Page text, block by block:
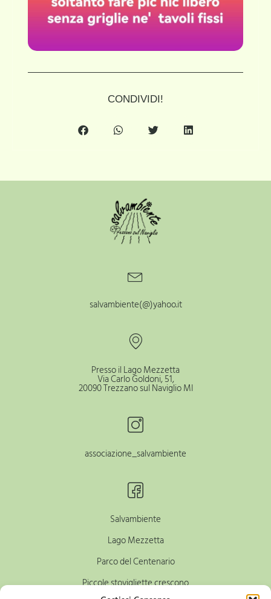
CONDIVIDI!
salvambiente(@)yahoo.it
Presso il Lago Mezzetta
Via Carlo Goldoni, 51,
20090 Trezzano sul Naviglio MI
associazione_salvambiente
Salvambiente
Lago Mezzetta
Parco del Centenario
Piccole stovigliette crescono